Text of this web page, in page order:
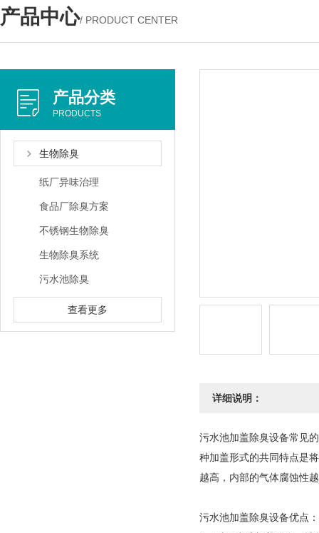
产品中心/ PRODUCT CENTER
产品分类
PRODUCTS
生物除臭
纸厂异味治理
食品厂除臭方案
不锈钢生物除臭
生物除臭系统
污水池除臭
查看更多
详细说明：
污水池加盖除臭设备常见
种加盖形式的共同特点是
越高，内部的气体腐蚀性
污水池加盖除臭设备优点：